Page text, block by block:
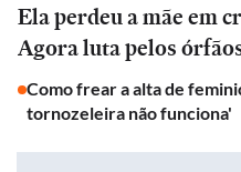
Ela perdeu a mãe em
Agora luta pelos
Como frear a alta de
tornozeleira não funciona'